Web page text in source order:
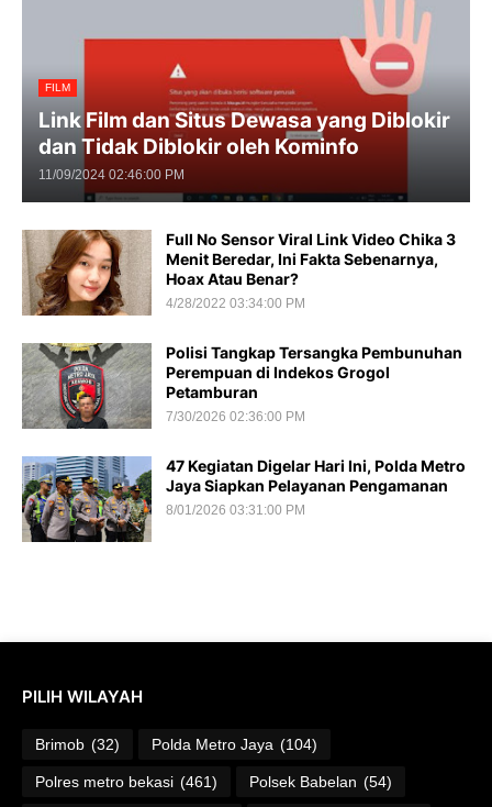
FILM
Link Film dan Situs Dewasa yang Diblokir
dan Tidak Diblokir oleh Kominfo
11/09/2024 02:46:00 PM
Full No Sensor Viral Link Video Chika 3
Menit Beredar, Ini Fakta Sebenarnya,
Hoax Atau Benar?
4/28/2022 03:34:00 PM
Polisi Tangkap Tersangka Pembunuhan
Perempuan di Indekos Grogol
Petamburan
7/30/2026 02:36:00 PM
47 Kegiatan Digelar Hari Ini, Polda Metro
Jaya Siapkan Pelayanan Pengamanan
8/01/2026 03:31:00 PM
PILIH WILAYAH
Brimob (32) Polda Metro Jaya (104)
Polres metro bekasi (461) Polsek Babelan (54)